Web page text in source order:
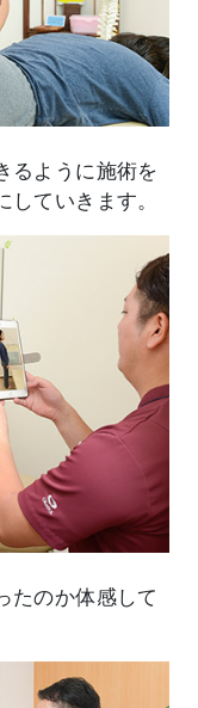
るように施術を
ていきます。
たのか体感して